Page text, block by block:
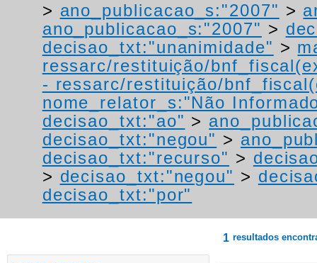
> ano_publicacao_s:"2007" >
ano_publicacao_s:"2007" >
decisao_txt:"unanimidade" >
ressarc/restituição/
- ressarc/restituição/
nome_relator_s:"Não
decisao_txt:"ao" >
decisao_txt:"negou" >
decisao_txt:"recurso" >
> decisao_txt:"negou" >
decisao_txt:"por"
1 resultados